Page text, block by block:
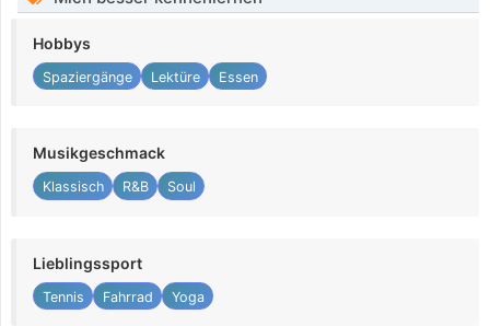
Hobbys
Spaziergänge Lektüre Essen
Musikgeschmack
Klassisch R&B Soul
Lieblingssport
Tennis Fahrrad Yoga